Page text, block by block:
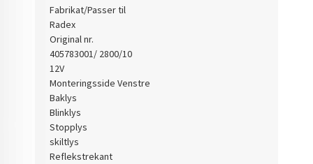
Fabrikat/Passer til
Radex
Original nr.
405783001/ 2800/10
12V
Monteringsside Venstre
Baklys
Blinklys
Stopplys
skiltlys
Reflekstrekant